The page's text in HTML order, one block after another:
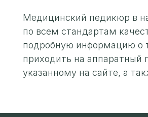
Медицинский педикюр в
по всем стандартам
подробную информацию о
приходить на аппаратный
указанному на сайте, а